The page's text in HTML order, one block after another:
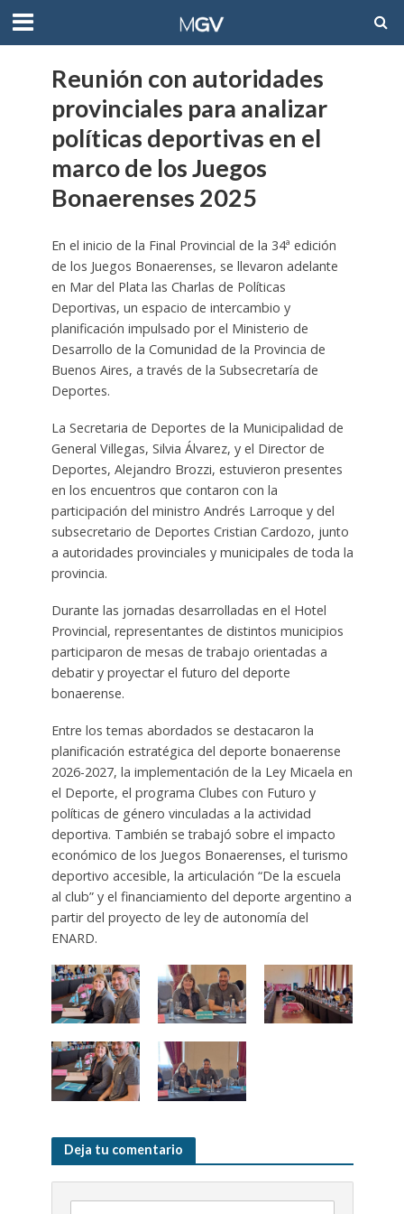
Reunión con autoridades
provinciales para analizar
políticas deportivas en el
marco de los Juegos
Bonaerenses 2025
En el inicio de la Final Provincial de la 34ª edición
de los Juegos Bonaerenses, se llevaron adelante
en Mar del Plata las Charlas de Políticas
Deportivas, un espacio de intercambio y
planificación impulsado por el Ministerio de
Desarrollo de la Comunidad de la Provincia de
Buenos Aires, a través de la Subsecretaría de
Deportes.
La Secretaria de Deportes de la Municipalidad de
General Villegas, Silvia Álvarez, y el Director de
Deportes, Alejandro Brozzi, estuvieron presentes
en los encuentros que contaron con la
participación del ministro Andrés Larroque y del
subsecretario de Deportes Cristian Cardozo, junto
a autoridades provinciales y municipales de toda la
provincia.
Durante las jornadas desarrolladas en el Hotel
Provincial, representantes de distintos municipios
participaron de mesas de trabajo orientadas a
debatir y proyectar el futuro del deporte
bonaerense.
Entre los temas abordados se destacaron la
planificación estratégica del deporte bonaerense
2026-2027, la implementación de la Ley Micaela en
el Deporte, el programa Clubes con Futuro y
políticas de género vinculadas a la actividad
deportiva. También se trabajó sobre el impacto
económico de los Juegos Bonaerenses, el turismo
deportivo accesible, la articulación “De la escuela
al club” y el financiamiento del deporte argentino a
partir del proyecto de ley de autonomía del
ENARD.
Deja tu comentario